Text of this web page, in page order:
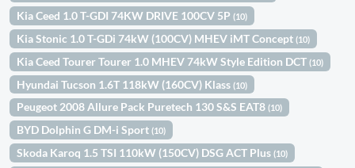
Kia Ceed 1.0 T-GDI 74KW DRIVE 100CV 5P(10)
Kia Stonic 1.0 T-GDi 74kW (100CV) MHEV iMT Concept(10)
Kia Ceed Tourer Tourer 1.0 MHEV 74kW Style Edition DCT(10)
Hyundai Tucson 1.6T 118kW (160CV) Klass(10)
Peugeot 2008 Allure Pack Puretech 130 S&S EAT8(10)
BYD Dolphin G DM-i Sport(10)
Skoda Karoq 1.5 TSI 110kW (150CV) DSG ACT Plus(10)